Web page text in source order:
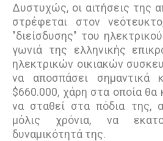
Δυστυχώς, οι αιτήσεις της
στρέφεται στον
"διείσδυσης" του
γωνιά της ελληνικής
ηλεκτρικών οικιακών
να αποσπάσει σημαντικά
$660.000, χάρη στα οποία θα
να σταθεί στα πόδια της,
μόλις χρόνια, να
δυναμικότητά της.